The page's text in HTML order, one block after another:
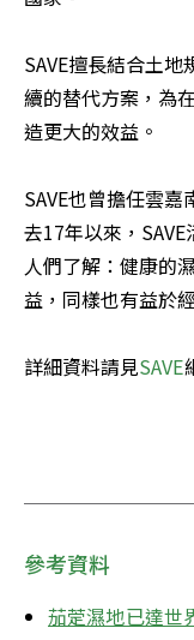
SAVE擅長結合土
續的替代方案，為
造更大的效益。
SAVE也曾擔任雲
去17年以來，
人們了解：健康的
益，同樣也有益於
詳細資料請見SAVE
參考資料
茄萣濕地已達世